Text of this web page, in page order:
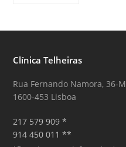
Clínica Telheiras
Rua Fernando Namora, 36-M
1600-453 Lisboa
217 579 909 *
914 450 011 **